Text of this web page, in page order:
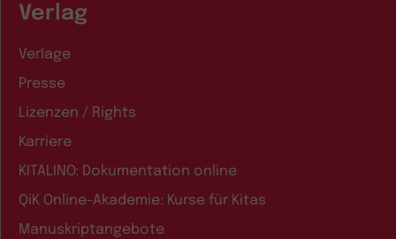
Verlag
Verlage
Presse
Lizenzen / Rights
Karriere
KITALINO: Dokumentation online
QiK Online-Akademie: Kurse für Kitas
Manuskriptangebote